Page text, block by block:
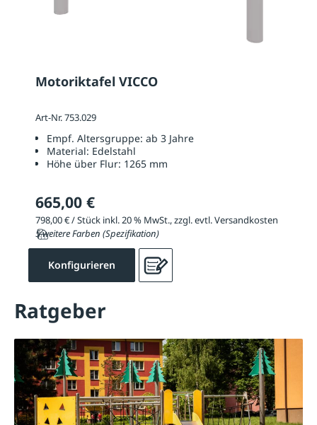
Motoriktafel VICCO
Art-Nr. 753.029
Empf. Altersgruppe: ab 3 Jahre
Material: Edelstahl
Höhe über Flur: 1265 mm
665,00 €
798,00 € / Stück inkl. 20 % MwSt., zzgl. evtl. Versandkosten
5 weitere Farben (Spezifikation)
Konfigurieren
Ratgeber